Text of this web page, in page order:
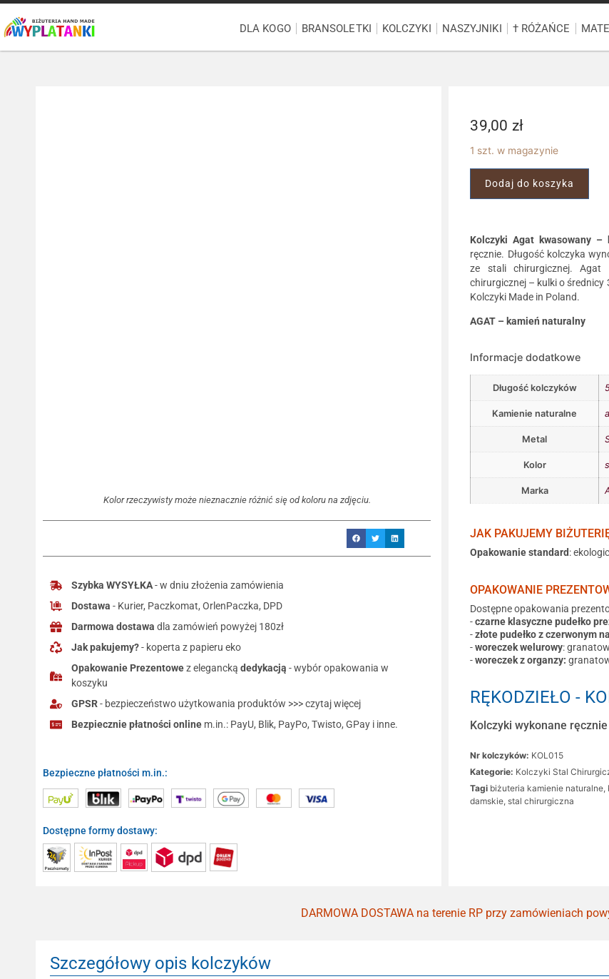
DLA KOGO BRANSOLETKI KOLCZYKI NASZYJNIKI † RÓŻAŃCE
Kolor rzeczywisty może nieznacznie różnić się od koloru na zdjęciu.
Szybka WYSYŁKA- w dniu złożenia zamówienia
Dostawa - Kurier, Paczkomat, OrlenPaczka, DPD
Darmowa dostawa dla zamówień powyżej 180zł
Jak pakujemy?- koperta z papieru eko
Opakowanie Prezentowez eleganckądedykacją - wybór opakowania w
koszyku
GPSR- bezpieczeństwo użytkowania produktów >>> czytaj więcej
Bezpiecznie płatności online m.in.: PayU, Blik, PayPo, Twisto, GPay i inne.
Bezpieczne płatności m.in.:
Dostępne formy dostawy:
39,00 zł
1 szt. w magazynie
Dodaj do koszyka
Kolczyki Agat kwasowany –
ręcznie. Długość kolczyka
ze stali chirurgicznej. Agat
chirurgicznej – kulki o średnicy
Kolczyki Made in Poland.
AGAT – kamień naturalny
Informacje dodatkowe
Długość kolczyków
Kamienie naturalne
Metal
Kolor
Marka
JAK PAKUJEMY
Opakowanie standard:
OPAKOWANIE
Dostępne opakowania
-czarne klasyczne pudełko
-złote pudełko z czerwonym
-woreczek welurowy:
-woreczek z organzy:
RĘKODZIEŁO -
Kolczyki wykonane
Nr kolczyków: KOL015
Kategorie: Kolczyki Stal
Tagi biżuteria kamienie naturalne
damskie stal chirurgiczna
DARMOWA DOSTAWA na terenie RP przy zamówieniach
Szczegółowy opis kolczyków